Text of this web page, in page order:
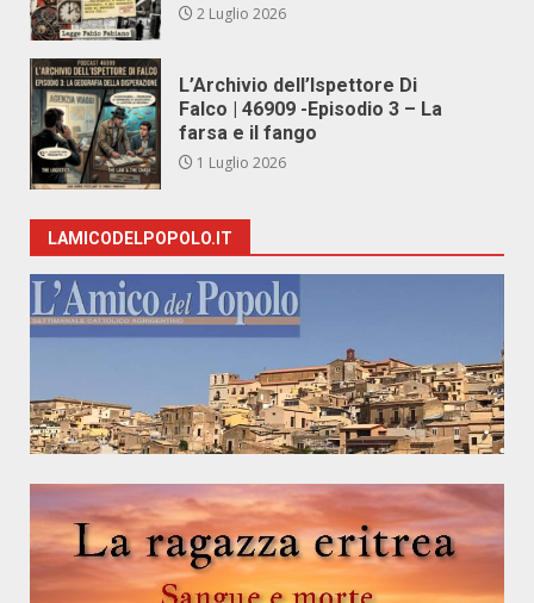
2 Luglio 2026
L’Archivio dell’Ispettore Di
Falco | 46909 -Episodio 3 – La
farsa e il fango
1 Luglio 2026
LAMICODELPOPOLO.IT